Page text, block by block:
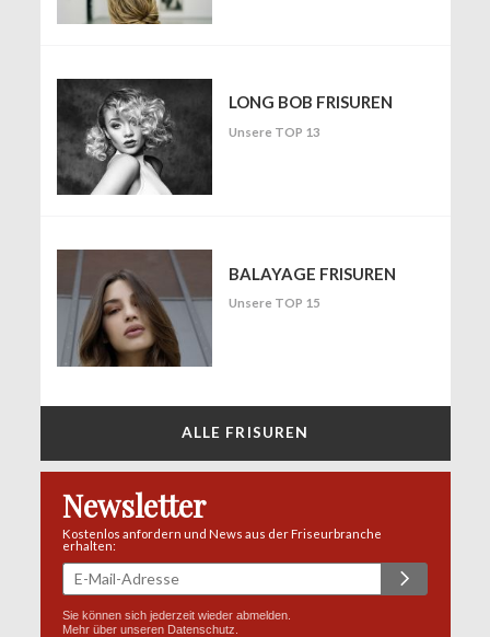
LONG BOB FRISUREN
Unsere TOP 13
BALAYAGE FRISUREN
Unsere TOP 15
ALLE FRISUREN
Newsletter
Kostenlos anfordern und News aus der Friseurbranche
erhalten:
Sie können sich jederzeit wieder abmelden.
Mehr über unseren Datenschutz